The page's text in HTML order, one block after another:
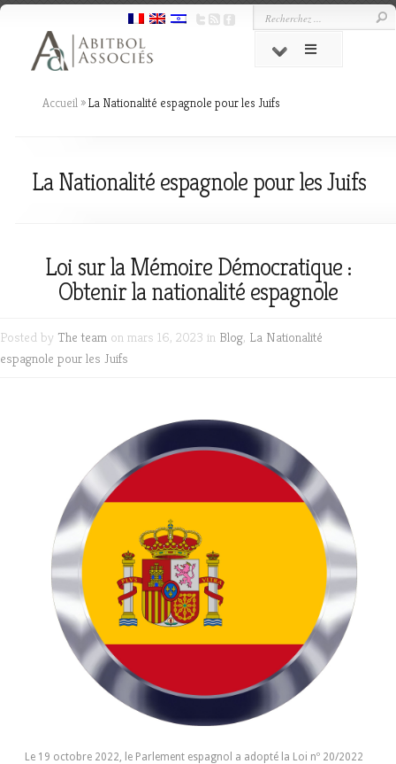
Accueil »La Nationalité espagnole pour les Juifs
La Nationalité espagnole pour les Juifs
Loi sur la Mémoire Démocratique :
Obtenir la nationalité espagnole
Posted by The team on mars 16, 2023 in Blog, La Nationalité
espagnole pour les Juifs
Le 19 octobre 2022, le Parlement espagnol a adopté la Loi nº 20/2022